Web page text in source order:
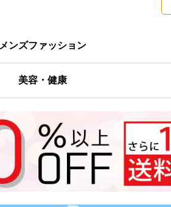
メンズファッション
美容・健康